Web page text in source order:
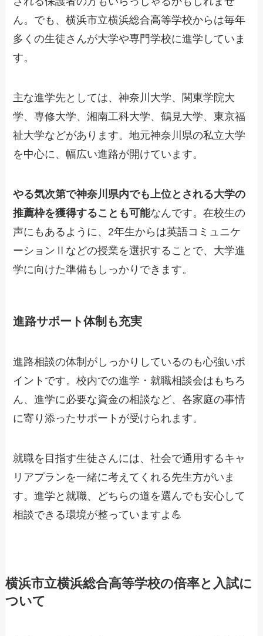
ん。でも、横浜市立横浜総合高等学校からは毎年
多くの生徒さんが大学や専門学校に進学していま
す。
主な進学先としては、神奈川大学、関東学院大
学、専修大学、湘南工科大学、鶴見大学、東京福
祉大学などがあります。地元神奈川県の私立大学
を中心に、幅広い進路が開けています。
やる気次第で神奈川県内でも上位とされる大学の
推薦枠を獲得することも可能なんです。在校生の
声にもあるように、2年生からは英語コミュニケ
ーションⅡなどの授業を選択することで、大学進
学に向けた準備もしっかりできます。
進路サポート体制も充実
進路相談の体制がしっかりしているのも心強いポ
イントです。校内での進学・就職相談会はもちろ
ん、進学に必要な資金の相談など、各家庭の事情
に寄り添ったサポートが受けられます。
就職を目指す生徒さんには、社会で通用するキャ
リアプランを一緒に考えてくれる先生方がいま
す。進学と就職、どちらの道を選んでも安心して
相談できる環境が整っていますよ💪
横浜市立横浜総合高等学校の倍率と入試に
ついて